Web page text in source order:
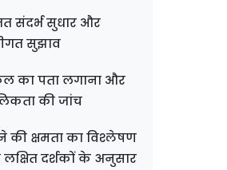
संदर्भ सुधार और
सुझाव
का पता लगाना और
की जांच
की क्षमता का विश्लेषण
दर्शकों के अनुसार